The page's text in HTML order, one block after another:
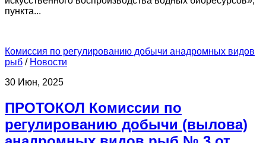
пункта...
Комиссия по регулированию добычи анадромных видов
рыб / Новости
30 Июн, 2025
ПРОТОКОЛ Комиссии по
регулированию добычи (вылова)